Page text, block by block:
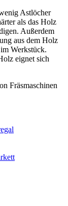
Astlöcher
als das Holz
Außerdem
aus dem Holz
Werkstück.
eignet sich
Fräsmaschinen